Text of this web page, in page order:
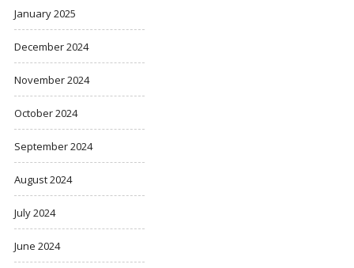
January 2025
December 2024
November 2024
October 2024
September 2024
August 2024
July 2024
June 2024